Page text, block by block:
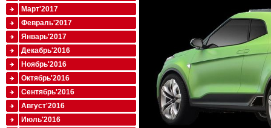
Март'2017
Февраль'2017
Январь'2017
Декабрь'2016
Ноябрь'2016
Октябрь'2016
Сентябрь'2016
Август'2016
Июль'2016